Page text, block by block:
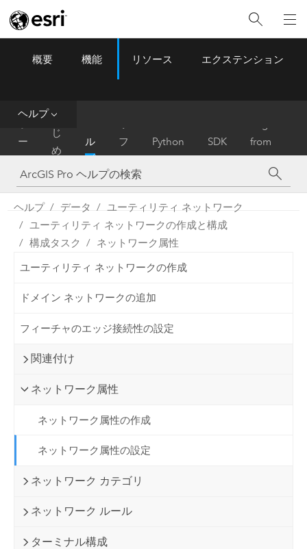
ArcGIS Pro Menu
概要 機能 リソース エクステンション
ヘルプ
ー
ム
は
じ
め
に
ル
プ
フ
ァ
レ
ン
Python SDK
from
ArcMap
ヘルプ データ
ユーティリティ ネットワーク
ユーティリティ ネットワークの作成と構成
構成タスク
ネットワーク属性
ユーティリティ ネットワークの作成
ドメイン ネットワークの追加
フィーチャのエッジ接続性の設定
関連付け
ネットワーク属性
ネットワーク属性の作成
ネットワーク属性の設定
ネットワーク カテゴリ
ネットワーク ルール
ターミナル構成